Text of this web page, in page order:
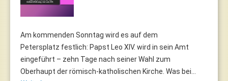
Am kommenden Sonntag wird es auf dem
Petersplatz festlich: Papst Leo XIV. wird in sein Amt
eingeführt – zehn Tage nach seiner Wahl zum
Oberhaupt der römisch-katholischen Kirche. Was bei...